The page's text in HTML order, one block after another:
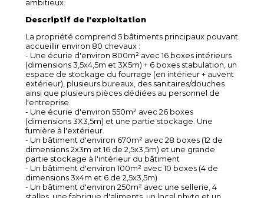
ambitieux.
Descriptif de l'exploitation
La propriété comprend 5 bâtiments principaux pouvant
accueillir environ 80 chevaux :
- Une écurie d'environ 800m² avec 16 boxes intérieurs
(dimensions 3,5x4,5m et 3X5m) + 6 boxes stabulation, un
espace de stockage du fourrage (en intérieur + auvent
extérieur), plusieurs bureaux, des sanitaires/douches
ainsi que plusieurs pièces dédiées au personnel de
l'entreprise.
- Une écurie d'environ 550m² avec 26 boxes
(dimensions 3X3,5m) et une partie stockage. Une
fumière à l'extérieur.
- Un bâtiment d'environ 670m² avec 28 boxes (12 de
dimensions 2x3m et 16 de 2,5x3,5m) et une grande
partie stockage à l'intérieur du bâtiment
- Un bâtiment d'environ 100m² avec 10 boxes (4 de
dimensions 3x4m et 6 de 2,5x3,5m)
- Un bâtiment d'environ 250m² avec une sellerie, 4
stalles, une fabrique d'aliments, un local phyto et un